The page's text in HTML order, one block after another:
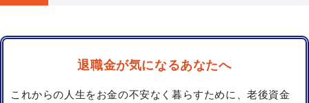
退職金が気になるあなたへ
これからの人生をお金の不安なく暮らすために、老後資金